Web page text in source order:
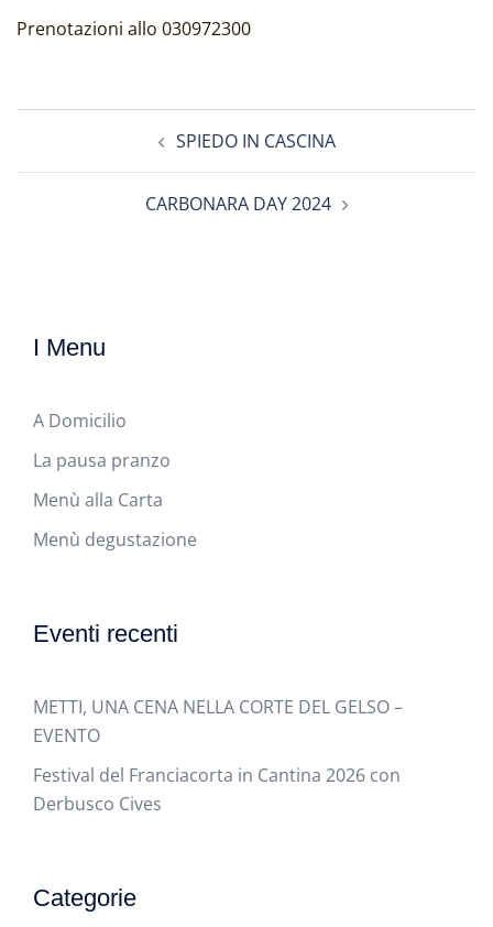
Prenotazioni allo 030972300
SPIEDO IN CASCINA
CARBONARA DAY 2024
I Menu
A Domicilio
La pausa pranzo
Menù alla Carta
Menù degustazione
Eventi recenti
METTI, UNA CENA NELLA CORTE DEL GELSO –
EVENTO
Festival del Franciacorta in Cantina 2026 con
Derbusco Cives
Categorie